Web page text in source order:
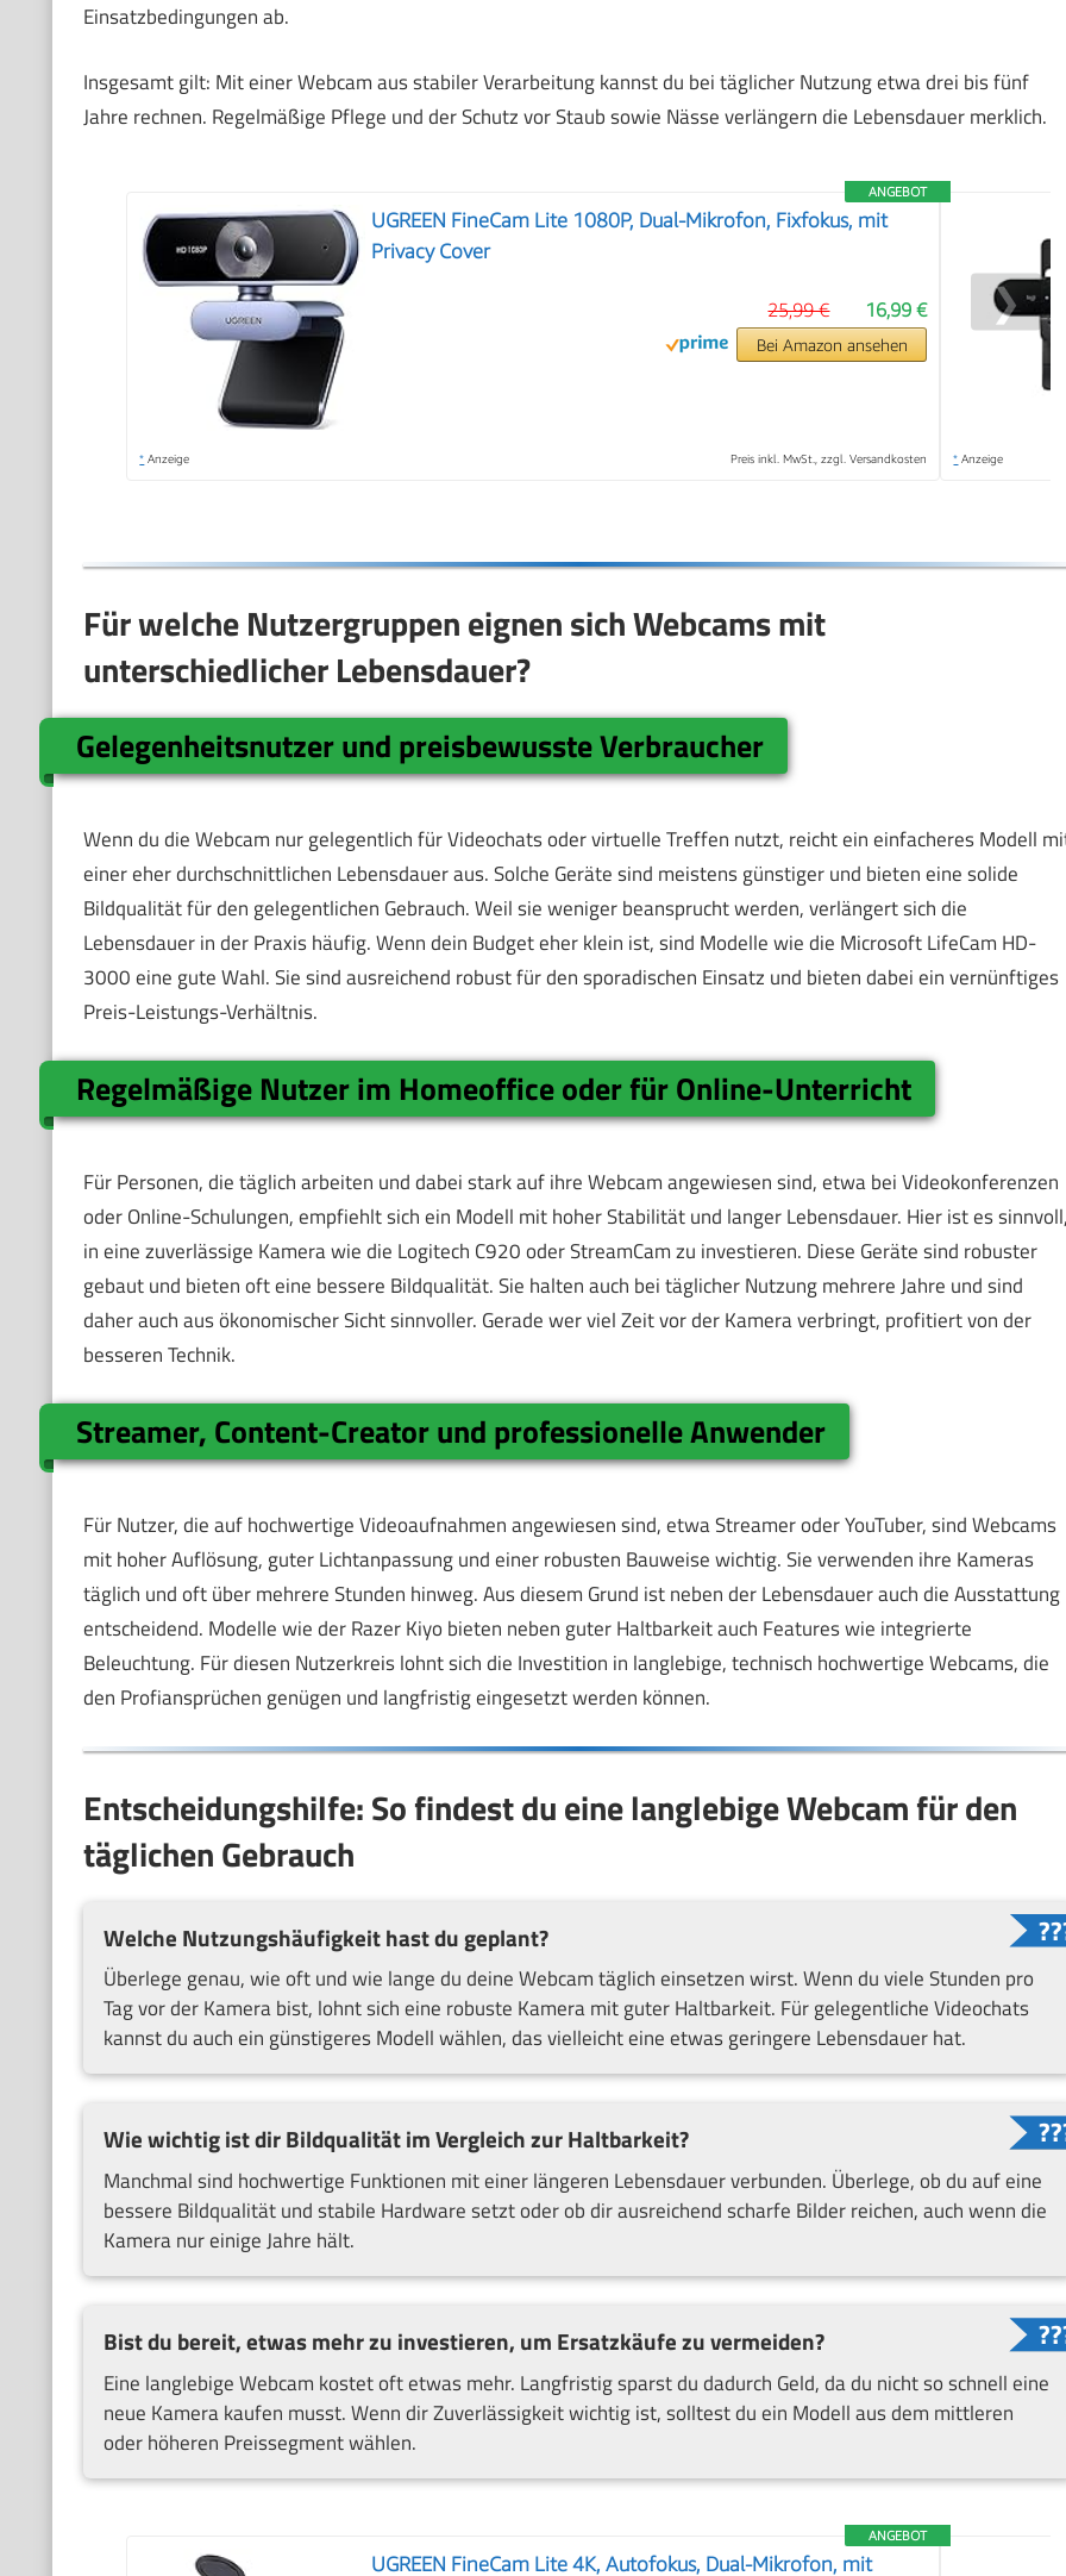
Einsatzbedingungen ab.
Insgesamt gilt: Mit einer Webcam aus stabiler Verarbeitung kannst du bei täglicher Nutzung etwa drei bis fünf
Jahre rechnen. Regelmäßige Pflege und der Schutz vor Staub sowie Nässe verlängern die Lebensdauer merklich.
ANGEBOT
UGREEN FineCam Lite 1080P, Dual-Mikrofon, Fixfokus, mit
Privacy Cover
16,99 €
25,99 €
Bei Amazon ansehen
* Anzeige Preis inkl. MwSt., zzgl. Versandkosten * Anzeige
❯
Für welche Nutzergruppen eignen sich Webcams mit
unterschiedlicher Lebensdauer?
Gelegenheitsnutzer und preisbewusste Verbraucher
Wenn du die Webcam nur gelegentlich für Videochats oder virtuelle Treffen nutzt, reicht ein einfacheres Modell
einer eher durchschnittlichen Lebensdauer aus. Solche Geräte sind meistens günstiger und bieten eine solide
Bildqualität für den gelegentlichen Gebrauch. Weil sie weniger beansprucht werden, verlängert sich die
Lebensdauer in der Praxis häufig. Wenn dein Budget eher klein ist, sind Modelle wie die Microsoft LifeCam HD-
3000 eine gute Wahl. Sie sind ausreichend robust für den sporadischen Einsatz und bieten dabei ein vernünftiges
Preis-Leistungs-Verhältnis.
Regelmäßige Nutzer im Homeoffice oder für Online-Unterricht
Für Personen, die täglich arbeiten und dabei stark auf ihre Webcam angewiesen sind, etwa bei Videokonferenzen
oder Online-Schulungen, empfiehlt sich ein Modell mit hoher Stabilität und langer Lebensdauer. Hier ist es
in eine zuverlässige Kamera wie die Logitech C920 oder StreamCam zu investieren. Diese Geräte sind robuster
gebaut und bieten oft eine bessere Bildqualität. Sie halten auch bei täglicher Nutzung mehrere Jahre und sind
daher auch aus ökonomischer Sicht sinnvoller. Gerade wer viel Zeit vor der Kamera verbringt, profitiert von der
besseren Technik.
Streamer, Content-Creator und professionelle Anwender
Für Nutzer, die auf hochwertige Videoaufnahmen angewiesen sind, etwa Streamer oder YouTuber, sind Webcams
mit hoher Auflösung, guter Lichtanpassung und einer robusten Bauweise wichtig. Sie verwenden ihre Kameras
täglich und oft über mehrere Stunden hinweg. Aus diesem Grund ist neben der Lebensdauer auch die Ausstattung
entscheidend. Modelle wie der Razer Kiyo bieten neben guter Haltbarkeit auch Features wie integrierte
Beleuchtung. Für diesen Nutzerkreis lohnt sich die Investition in langlebige, technisch hochwertige Webcams, die
den Profiansprüchen genügen und langfristig eingesetzt werden können.
Entscheidungshilfe: So findest du eine langlebige Webcam für den
täglichen Gebrauch
Welche Nutzungshäufigkeit hast du geplant?
Überlege genau, wie oft und wie lange du deine Webcam täglich einsetzen wirst. Wenn du viele Stunden pro
Tag vor der Kamera bist, lohnt sich eine robuste Kamera mit guter Haltbarkeit. Für gelegentliche Videochats
kannst du auch ein günstigeres Modell wählen, das vielleicht eine etwas geringere Lebensdauer hat.
Wie wichtig ist dir Bildqualität im Vergleich zur Haltbarkeit?
Manchmal sind hochwertige Funktionen mit einer längeren Lebensdauer verbunden. Überlege, ob du auf eine
bessere Bildqualität und stabile Hardware setzt oder ob dir ausreichend scharfe Bilder reichen, auch wenn die
Kamera nur einige Jahre hält.
Bist du bereit, etwas mehr zu investieren, um Ersatzkäufe zu vermeiden?
Eine langlebige Webcam kostet oft etwas mehr. Langfristig sparst du dadurch Geld, da du nicht so schnell eine
neue Kamera kaufen musst. Wenn dir Zuverlässigkeit wichtig ist, solltest du ein Modell aus dem mittleren
oder höheren Preissegment wählen.
ANGEBOT
UGREEN FineCam Lite 4K, Autofokus, Dual-Mikrofon, mit